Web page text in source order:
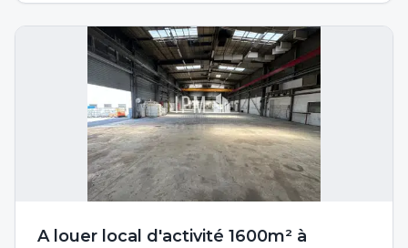
A louer local d'activité 1600m² à